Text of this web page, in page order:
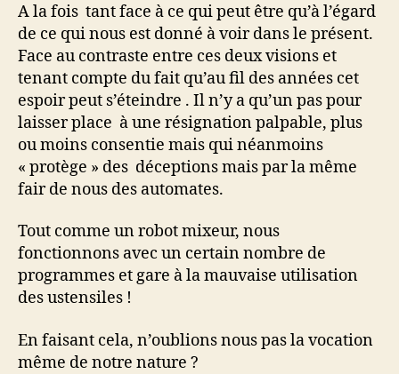
A la fois tant face à ce qui peut être qu’à l’égard
de ce qui nous est donné à voir dans le présent.
Face au contraste entre ces deux visions et
tenant compte du fait qu’au fil des années cet
espoir peut s’éteindre . Il n’y a qu’un pas pour
laisser place à une résignation palpable, plus
ou moins consentie mais qui néanmoins
« protège » des déceptions mais par la même
fair de nous des automates.
Tout comme un robot mixeur, nous
fonctionnons avec un certain nombre de
programmes et gare à la mauvaise utilisation
des ustensiles !
En faisant cela, n’oublions nous pas la vocation
même de notre nature ?